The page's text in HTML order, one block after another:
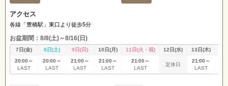
アクセス
各線「豊橋駅」東口より徒歩5分
お盆期間：8/8(土)～8/16(日)
7日(金) 8日(土) 9日(日) 10日(月) 11日(火・祝) 12日(水) 13日(木)
20:00～
LAST
20:00～
LAST
21:00～
LAST
21:00～
LAST
21:00～
LAST
定休日
21:00～
LAST